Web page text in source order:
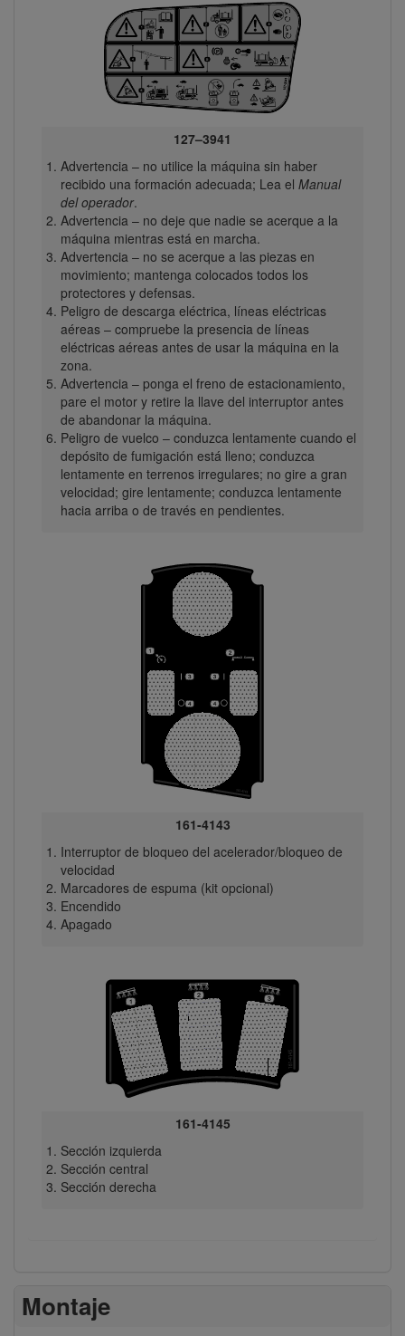
127–3941
Advertencia – no utilice la máquina sin haber
recibido una formación adecuada; Lea el Manual
del operador.
Advertencia – no deje que nadie se acerque a la
máquina mientras está en marcha.
Advertencia – no se acerque a las piezas en
movimiento; mantenga colocados todos los
protectores y defensas.
Peligro de descarga eléctrica, líneas eléctricas
aéreas – compruebe la presencia de líneas
eléctricas aéreas antes de usar la máquina en la
zona.
Advertencia – ponga el freno de estacionamiento,
pare el motor y retire la llave del interruptor antes
de abandonar la máquina.
Peligro de vuelco – conduzca lentamente cuando el
depósito de fumigación está lleno; conduzca
lentamente en terrenos irregulares; no gire a gran
velocidad; gire lentamente; conduzca lentamente
hacia arriba o de través en pendientes.
161-4143
Interruptor de bloqueo del acelerador/bloqueo de
velocidad
Marcadores de espuma (kit opcional)
Encendido
Apagado
161-4145
Sección izquierda
Sección central
Sección derecha
Montaje